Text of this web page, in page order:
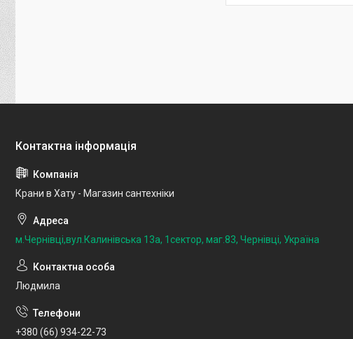
Крани в Хату - Магазин сантехніки
м.Чернівці,вул.Калинівська 13а, 1сектор, маг.83, Чернівці, Україна
Людмила
+380 (66) 934-22-73